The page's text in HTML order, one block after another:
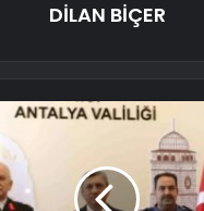
DİLAN BİÇER